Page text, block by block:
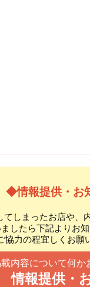
◆情報提供・お
てしまったお店や、
したら下記よりお知
協力の程宜しくお願
内容について何か
情報提供・